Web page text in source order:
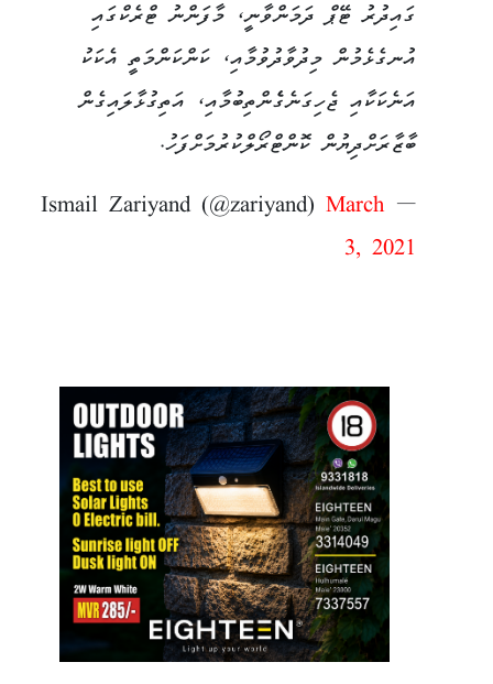
ގައިދުރު ޓޭޕް ދަމަންވާނީ، މާފަންނު ޓްރެކްގައި
އުނގެޅެމުން މިދުވާދުވުމާއި، ކަންކަންމަތީ އެކަކު
އަނެކަކާއި ޖެހިގަނެގެެންތިބުމާއި، އަތިގުޅާލައިގެން
ބާޒާރަށްދިޔުން ކޮންޓްރޯލްކުރުމަށްފަހު.
— Ismail Zariyand (@zariyand)
March
3, 2021